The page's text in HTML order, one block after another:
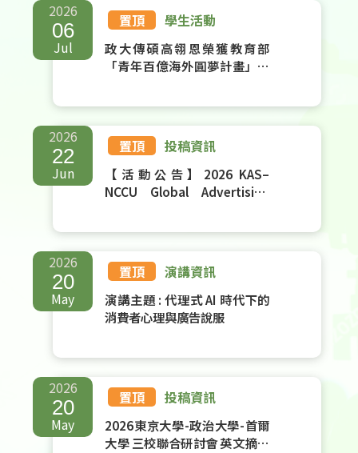
2026
06
Jul
置頂 學生活動
政大傳碩高翎恩榮獲教育部
「青年百億海外圓夢計畫」獎
2026
22
Jun
置頂 投稿資訊
【活動公告】2026 KAS–
NCCU Global Advertising
2026
20
May
置頂 演講資訊
演講主題 : 代理式 AI 時代下的
消費者心理與廣告說服
2026
20
May
置頂 投稿資訊
2026東京大學-政治大學-首爾
大學 三校聯合研討會 英文摘要